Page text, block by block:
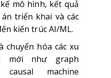
mô hình, kết quả
triển khai và các
kiến trúc AI/ML.
chuyển hóa các xu
mới như graph
causal machine